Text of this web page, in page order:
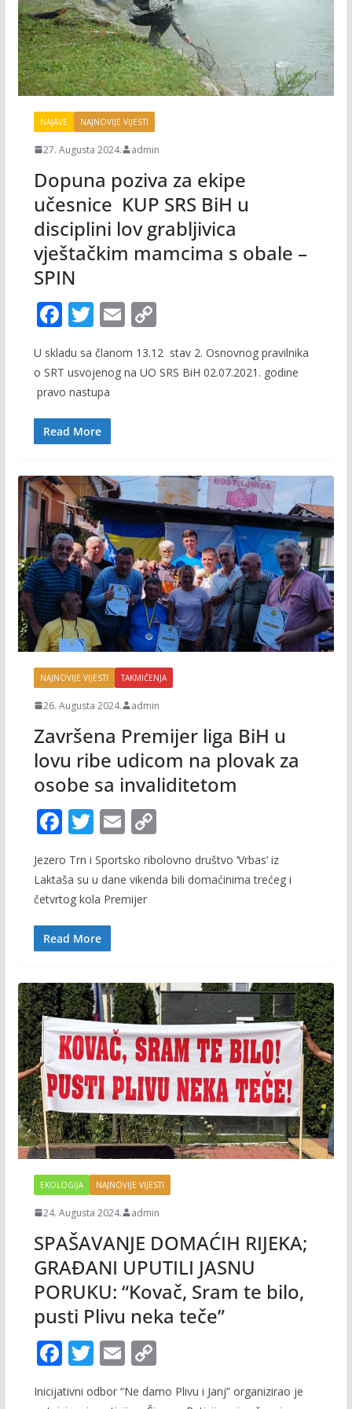
NAJAVE NAJNOVIJE VIJESTI
27. Augusta 2024. admin
Dopuna poziva za ekipe
učesnice KUP SRS BiH u
disciplini lov grabljivica
vještačkim mamcima s obale –
SPIN
F
ac
e
b
o
o
T
w
itt
er
E
ai
C
p
U skladu sa članom 13.12 stav 2. Osnovnog pravilnika
o SRT usvojenog na UO SRS BiH 02.07.2021. godine
pravo nastupa
Read More
NAJNOVIJE VIJESTI TAKMIČENJA
26. Augusta 2024. admin
Završena Premijer liga BiH u
lovu ribe udicom na plovak za
osobe sa invaliditetom
F
e
b
o
o
T
itt
er
E
m
ai
l
C
o
p
Jezero Trn i Sportsko ribolovno društvo ‘Vrbas’ iz
Laktaša su u dane vikenda bili domaćinima trećeg i
četvrtog kola Premijer
Read More
EKOLOGIJA NAJNOVIJE VIJESTI
24. Augusta 2024. admin
SPAŠAVANJE DOMAĆIH RIJEKA;
GRAĐANI UPUTILI JASNU
PORUKU: “Kovač, Sram te bilo,
pusti Plivu neka teče”
F T
w
E
m
C
Inicijativni odbor “Ne damo Plivu i Janj” organizirao je